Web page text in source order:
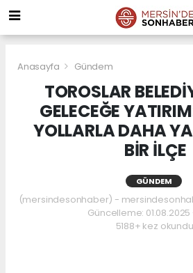
Anasayfa Gündem
TOROSLAR
GELECEĞE
YOLLARLA DAHA
BİR İLÇE
GÜNDEM
(mersindesonhaber) -
Güncelleme:
5188+ kez